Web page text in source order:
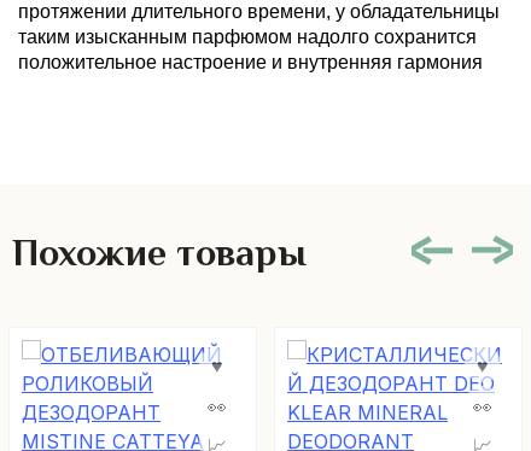
протяжении длительного времени, у обладательницы
таким изысканным парфюмом надолго сохранится
положительное настроение и внутренняя гармония
Похожие товары